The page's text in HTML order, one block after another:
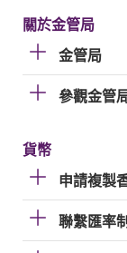
關於金管局
金管局
參觀金管
貨幣
申請複製
聯繫匯率